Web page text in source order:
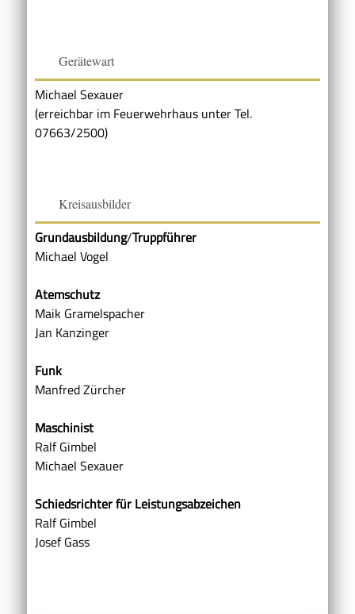
Gerätewart
Michael Sexauer
(erreichbar im Feuerwehrhaus unter Tel.
07663/2500)
Kreisausbilder
Grundausbildung/Truppführer
Michael Vogel
Atemschutz
Maik Gramelspacher
Jan Kanzinger
Funk
Manfred Zürcher
Maschinist
Ralf Gimbel
Michael Sexauer
Schiedsrichter für Leistungsabzeichen
Ralf Gimbel
Josef Gass